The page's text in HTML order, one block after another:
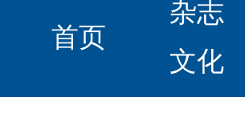
首页
杂志
文化